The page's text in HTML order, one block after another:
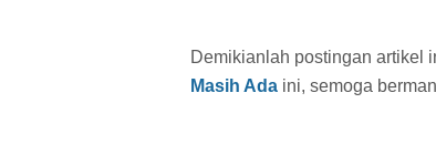
Demikianlah postingan artikel
Masih Ada ini, semoga